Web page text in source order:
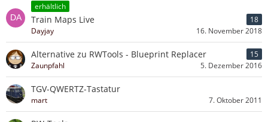
erhältlich
Train Maps Live
18
Dayjay
16. November 2018
Alternative zu RWTools - Blueprint Replacer
15
Zaunpfahl
5. Dezember 2016
TGV-QWERTZ-Tastatur
mart 7. Oktober 2011